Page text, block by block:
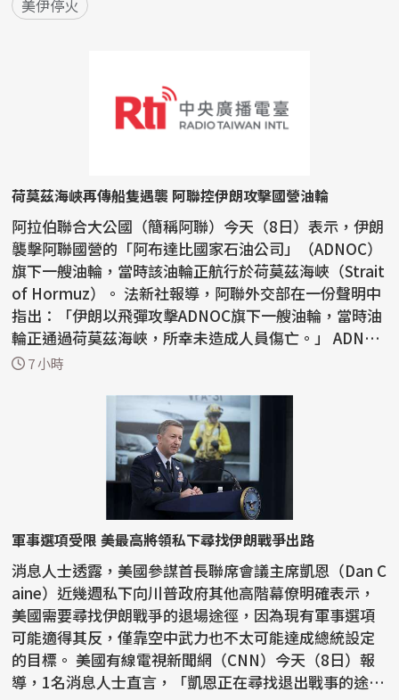
美伊停火
荷莫茲海峽再傳船隻遇襲 阿聯控伊朗攻擊國營油輪
阿拉伯聯合大公國（簡稱阿聯）今天（8日）表示，伊朗
襲擊阿聯國營的「阿布達比國家石油公司」（ADNOC）
旗下一艘油輪，當時該油輪正航行於荷莫茲海峽（Strait
of Hormuz）。 法新社報導，阿聯外交部在一份聲明中
指出：「伊朗以飛彈攻擊ADNOC旗下一艘油輪，當時油
輪正通過荷莫茲海峽，所幸未造成人員傷亡。」 ADNOC
昨...7 小時
軍事選項受限 美最高將領私下尋找伊朗戰爭出路
消息人士透露，美國參謀首長聯席會議主席凱恩（Dan C
aine）近幾週私下向川普政府其他高階幕僚明確表示，
美國需要尋找伊朗戰爭的退場途徑，因為現有軍事選項
可能適得其反，僅靠空中武力也不太可能達成總統設定
的目標。 美國有線電視新聞網（CNN）今天（8日）報
導，1名消息人士直言，「凱恩正在尋找退出戰事的途